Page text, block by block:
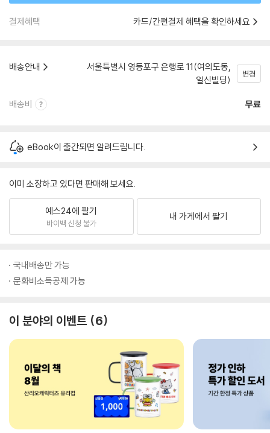
결제혜택 카드/간편결제 혜택을 확인하세요
배송안내
서울특별시 영등포구 은행로 11(여의도동,
일신빌딩)
변경
배송비 무료
eBook이 출간되면 알려드립니다.
이미 소장하고 있다면 판매해 보세요.
예스24에 팔기
바이백 신청 불가
내 가게에서 팔기
국내배송만 가능
문화비소득공제 가능
이 분야의 이벤트 6